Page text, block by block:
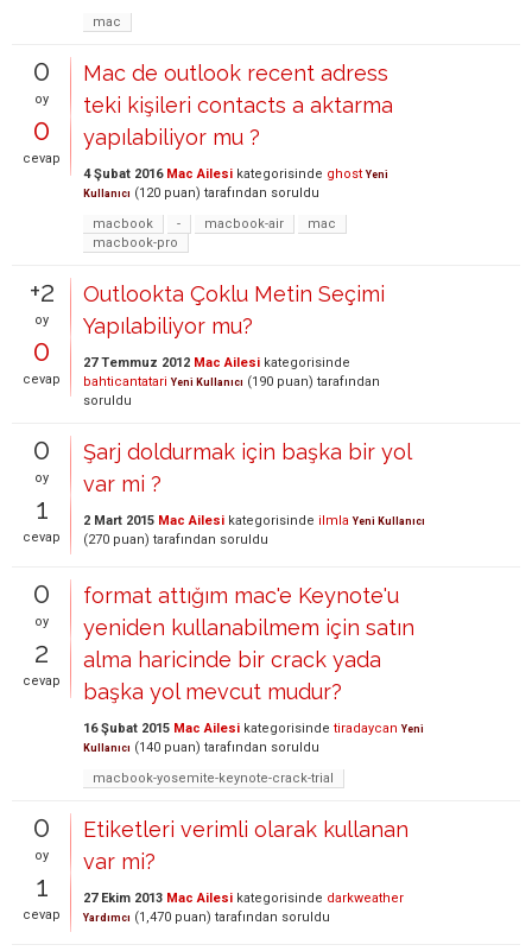
mac
0
oy
0
cevap
Mac de outlook recent adress
teki kişileri contacts a aktarma
yapılabiliyor mu ?
4 Şubat 2016 Mac Ailesi kategorisinde ghost Yeni
Kullanıcı (120 puan) tarafından soruldu
macbook
- macbook-air
mac
macbook-pro
+2
oy
0
cevap
Outlookta Çoklu Metin Seçimi
Yapılabiliyor mu?
27 Temmuz 2012 Mac Ailesi kategorisinde
bahticantatari Yeni Kullanıcı (190 puan) tarafından
soruldu
0
oy
1
cevap
Şarj doldurmak için başka bir yol
var mi ?
2 Mart 2015 Mac Ailesi kategorisinde ilmla Yeni Kullanıcı
(270 puan) tarafından soruldu
0
oy
2
cevap
format attığım mac'e Keynote'u
yeniden kullanabilmem için satın
alma haricinde bir crack yada
başka yol mevcut mudur?
16 Şubat 2015 Mac Ailesi kategorisinde tiradaycan Yeni
Kullanıcı (140 puan) tarafından soruldu
macbook-yosemite-keynote-crack-trial
0
oy
1
cevap
Etiketleri verimli olarak kullanan
var mi?
27 Ekim 2013 Mac Ailesi kategorisinde darkweather
Yardımcı (1,470 puan) tarafından soruldu